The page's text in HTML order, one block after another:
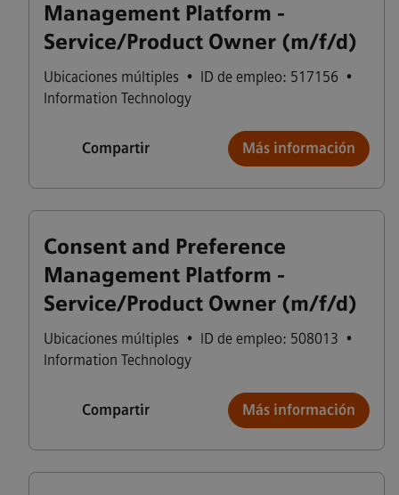
Management Platform -
Service/Product Owner (m/f/d)
Ubicaciones múltiples • ID de empleo: 517156 •
Information Technology
Compartir Más información
Consent and Preference
Management Platform -
Service/Product Owner (m/f/d)
Ubicaciones múltiples • ID de empleo: 508013 •
Information Technology
Compartir Más información